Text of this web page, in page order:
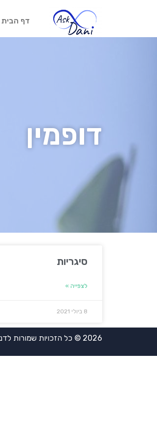
דף הבית
דופמין
סיגריות
לצפייה »
8 ביולי 2021
2026 © כל הזכויות שמורות לדני בולר | התמונות באדיבות אירית ויינשטיין